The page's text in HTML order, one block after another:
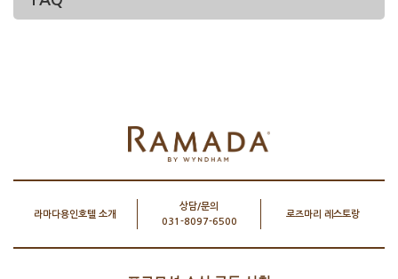
라마다용인호텔 소개
상담/문의
031-8097-6500
로즈마리 레스토랑